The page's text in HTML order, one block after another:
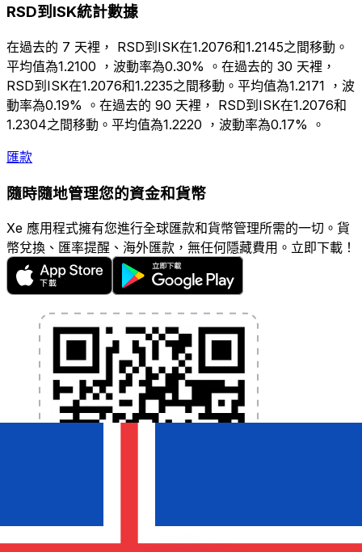
RSD到ISK統計數據
在過去的 7 天裡， RSD到ISK在1.2076和1.2145之間移動。
平均值為1.2100 ，波動率為0.30% 。在過去的 30 天裡，
RSD到ISK在1.2076和1.2235之間移動。平均值為1.2171 ，波
動率為0.19% 。在過去的 90 天裡， RSD到ISK在1.2076和
1.2304之間移動。平均值為1.2220 ，波動率為0.17% 。
匯款
隨時隨地管理您的資金和貨幣
Xe 應用程式擁有您進行全球匯款和貨幣管理所需的一切。貨
幣兌換、匯率提醒、海外匯款，無任何隱藏費用。立即下載！